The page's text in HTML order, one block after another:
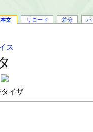
本文 リロード 差分 バ
ス
イザ